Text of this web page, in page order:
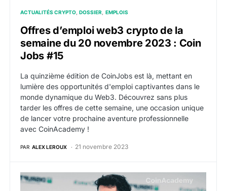
ACTUALITÉS CRYPTO DOSSIER EMPLOIS
Offres d’emploi web3 crypto de la
semaine du 20 novembre 2023 : Coin
Jobs #15
La quinzième édition de CoinJobs est là, mettant en
lumière des opportunités d'emploi captivantes dans le
monde dynamique du Web3. Découvrez sans plus
tarder les offres de cette semaine, une occasion unique
de lancer votre prochaine aventure professionnelle
avec CoinAcademy !
PAR ALEX LEROUX 21 novembre 2023
Microsoft recrute les anciens dirigeants d’OpenAI,